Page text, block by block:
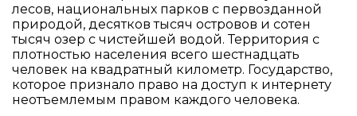
лесов, национальных парков с первозданной
природой, десятков тысяч островов и сотен
тысяч озер с чистейшей водой. Территория с
плотностью населения всего шестнадцать
человек на квадратный километр. Государство,
которое признало право на доступ к интернету
неотъемлемым правом каждого человека.